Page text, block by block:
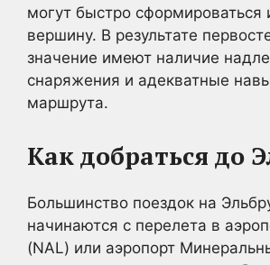
могут быстро сформироваться
вершину. В результате
значение имеют наличие
снаряжения и адекватные
маршрута.
Как добраться до
Большинство поездок на
начинаются с перелета в
(NAL) или аэропорт